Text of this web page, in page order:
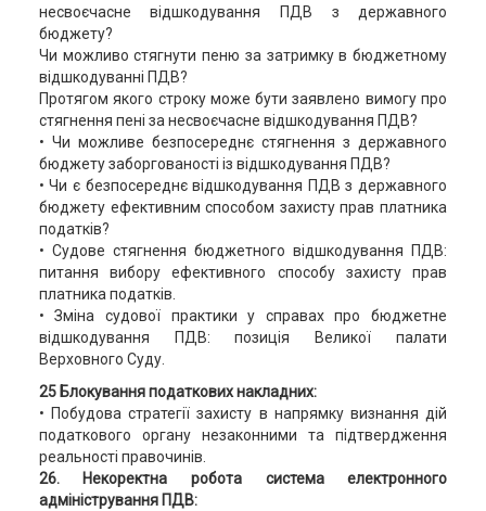
несвоєчасне відшкодування ПДВ з державного
бюджету?
Чи можливо стягнути пеню за затримку в бюджетному
відшкодуванні ПДВ?
Протягом якого строку може бути заявлено вимогу про
стягнення пені за несвоєчасне відшкодування ПДВ?
• Чи можливе безпосереднє стягнення з державного
бюджету заборгованості із відшкодування ПДВ?
• Чи є безпосереднє відшкодування ПДВ з державного
бюджету ефективним способом захисту прав платника
податків?
• Судове стягнення бюджетного відшкодування ПДВ:
питання вибору ефективного способу захисту прав
платника податків.
• Зміна судової практики у справах про бюджетне
відшкодування ПДВ: позиція Великої палати
Верховного Суду.
25 Блокування податкових накладних:
• Побудова стратегії захисту в напрямку визнання дій
податкового органу незаконними та підтвердження
реальності правочинів.
26. Некоректна робота система електронного
адміністрування ПДВ: